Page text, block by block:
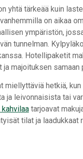
yhtä tärkeää kuin
on aikaa
ympäristön,
tunnelman.
Hotellipaketit
majoituksen samaan
miellyttäviä hetkiä,
ja leivonnaisista tai
tarjoavat
tilat ja laadukkaat